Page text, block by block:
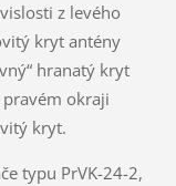
z levého
kryt antény
hranatý kryt
okraji
kryt.
typu PrVK-24-2,